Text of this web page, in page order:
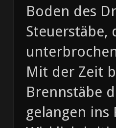
Boden des
Mit der Zeit
Brennstäbe
gelangen ins